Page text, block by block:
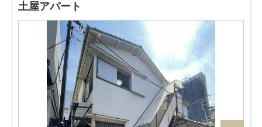
土屋アパート